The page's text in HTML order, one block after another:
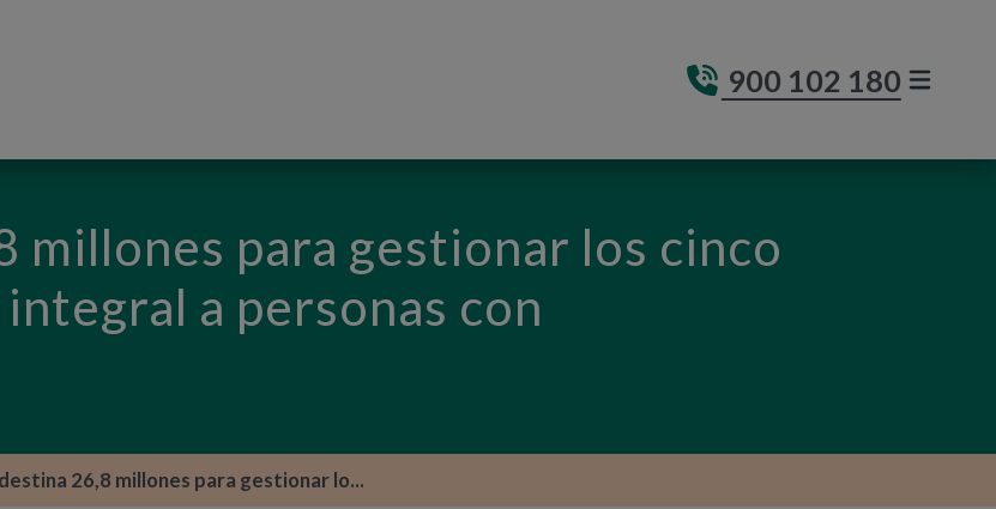
900 102 180
millones para gestionar los cinco
a personas con
26,8 millones para gestionar lo...